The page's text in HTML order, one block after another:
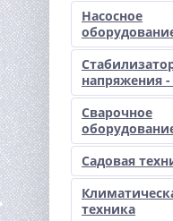
Насосное
напряжения
Сварочное
Садовая
техника